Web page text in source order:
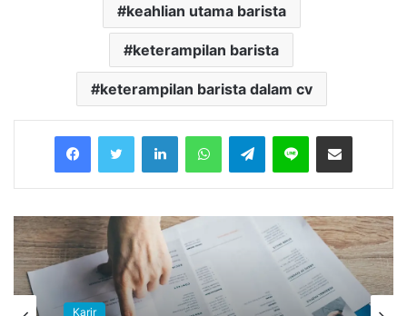
keahlian utama barista
keterampilan barista
keterampilan barista dalam cv
Telegram